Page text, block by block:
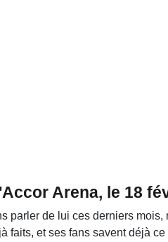
Arena, le 18
parler de lui ces derniers
faits, et ses fans savent déjà